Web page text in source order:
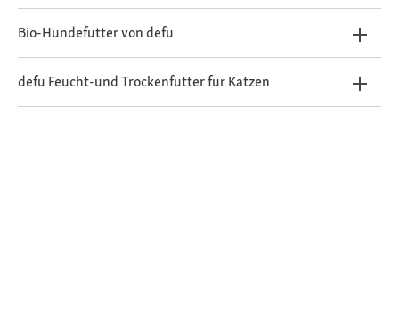
Bio-Hundefutter von defu
defu Feucht-und Trockenfutter für Katzen